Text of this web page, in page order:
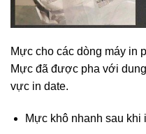
Mực cho các dòng máy in
Mực đã được pha với
vực in date.
Mực khô nhanh sau khi